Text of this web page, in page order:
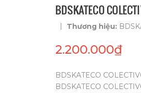
BDSKATECO
| Thương hiệu:
2.200.000₫
BDSKATECO
BDSKATECO